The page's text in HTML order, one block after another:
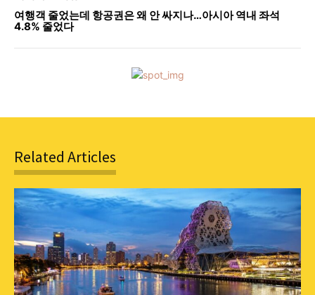
여행객 줄었는데 항공권은 왜 안 싸지나…아시아 역내 좌석
4.8% 줄었다
Related Articles